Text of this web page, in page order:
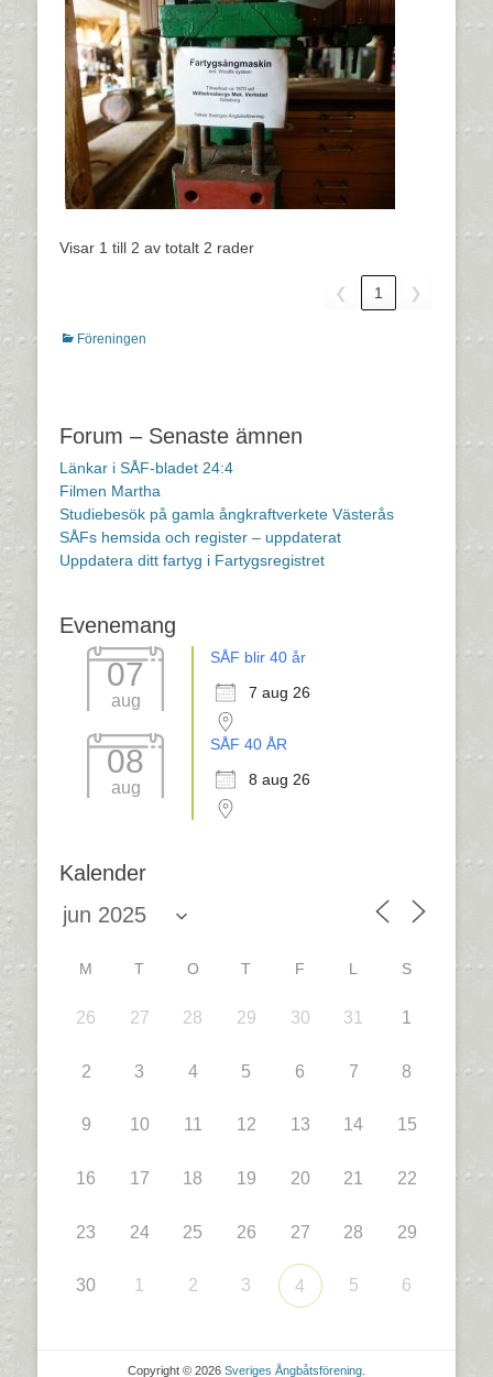
Visar 1 till 2 av totalt 2 rader
❮ 1 ❯
Kategorier
Föreningen
Forum – Senaste ämnen
Länkar i SÅF-bladet 24:4
Filmen Martha
Studiebesök på gamla ångkraftverkete Västerås
SÅFs hemsida och register – uppdaterat
Uppdatera ditt fartyg i Fartygsregistret
Evenemang
07
aug
SÅF blir 40 år
7 aug 26
08
aug
SÅF 40 ÅR
8 aug 26
Kalender
M T O T F L S
26 27 28 29 30 31 1
2 3 4 5 6 7 8
9 10 11 12 13 14 15
16 17 18 19 20 21 22
23 24 25 26 27 28 29
30 1 2 3 4 5 6
Copyright © 2026 Sveriges Ångbåtsförening